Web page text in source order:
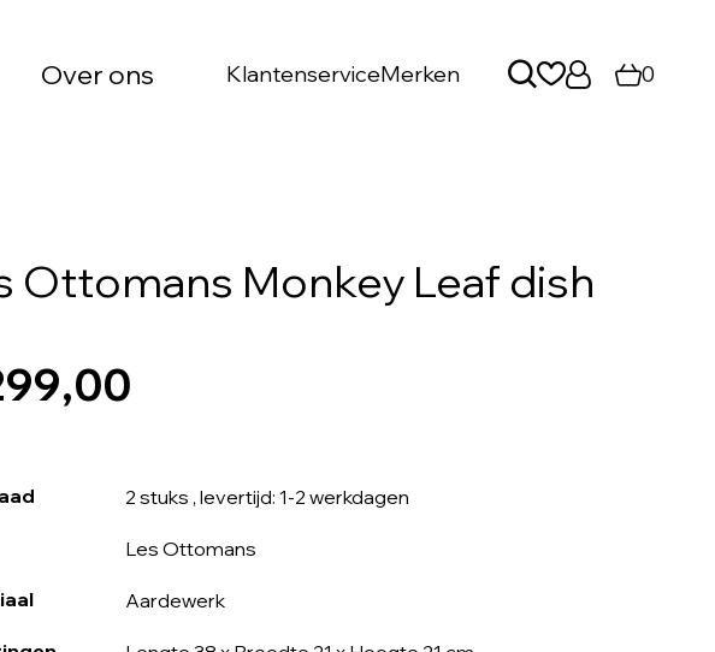
Over ons KlantenserviceMerken 0
Ottomans Monkey Leaf dish
2 stuks , levertijd: 1-2 werkdagen
Les Ottomans
Aardewerk